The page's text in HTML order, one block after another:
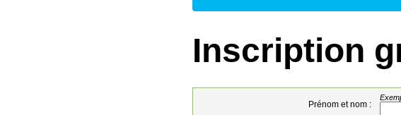
Inscription
Prénom et nom :